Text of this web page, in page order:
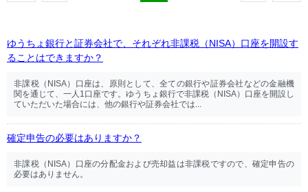
ゆうちょ銀行と証券会社で、それぞれ非課税（NISA）口座を開設す
ることはできますか？
非課税（NISA）口座は、原則として、全ての銀行や証券会社などの金融機
関を通じて、一人1口座です。ゆうちょ銀行で非課税（NISA）口座を開設し
ていただいた場合には、他の銀行や証券会社では...
確定申告の必要はありますか？
非課税（NISA）口座の分配金および売却益は非課税ですので、確定申告の
必要はありません。